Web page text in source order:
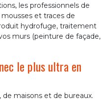
les professionnels de
et traces de
hydrofuge, traitement
murs (peinture de façade,
le plus ultra en
de maisons et de bureaux.